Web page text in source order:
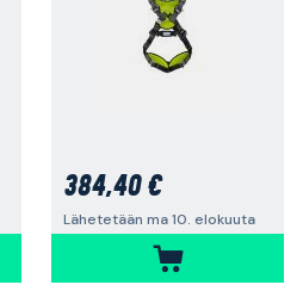
384,40 €
Lähetetään ma 10. elokuuta